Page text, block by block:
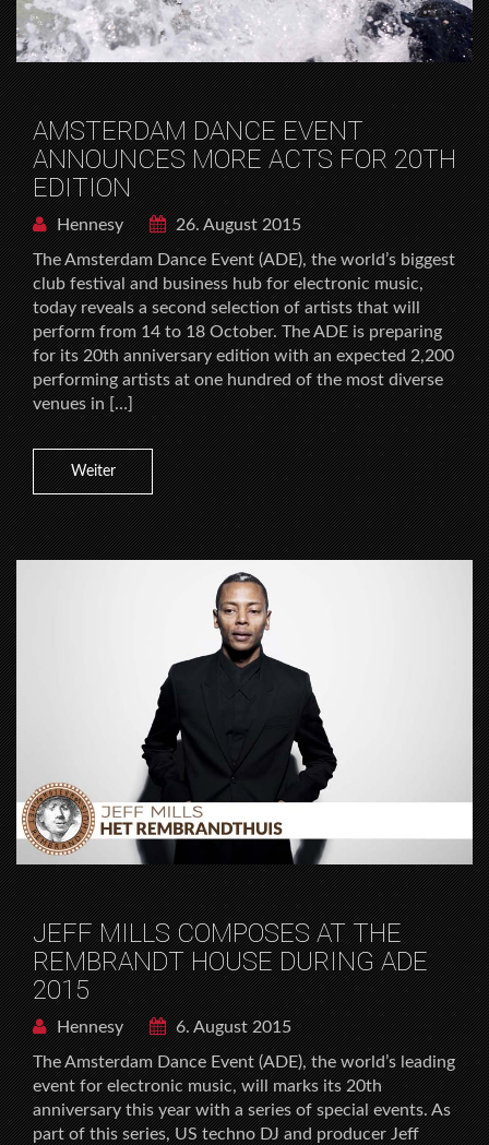
AMSTERDAM DANCE EVENT
ANNOUNCES MORE ACTS FOR 20TH
EDITION
Hennesy
26. August 2015
The Amsterdam Dance Event (ADE), the world’s biggest
club festival and business hub for electronic music,
today reveals a second selection of artists that will
perform from 14 to 18 October. The ADE is preparing
for its 20th anniversary edition with an expected 2,200
performing artists at one hundred of the most diverse
venues in […]
Weiter
JEFF MILLS COMPOSES AT THE
REMBRANDT HOUSE DURING ADE
2015
Hennesy
6. August 2015
The Amsterdam Dance Event (ADE), the world’s leading
event for electronic music, will marks its 20th
anniversary this year with a series of special events. As
part of this series, US techno DJ and producer Jeff